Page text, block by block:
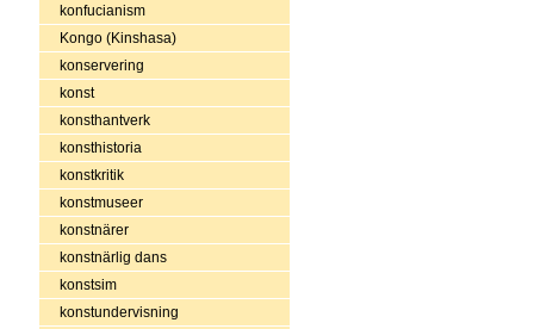
konfucianism
Kongo (Kinshasa)
konservering
konst
konsthantverk
konsthistoria
konstkritik
konstmuseer
konstnärer
konstnärlig dans
konstsim
konstundervisning